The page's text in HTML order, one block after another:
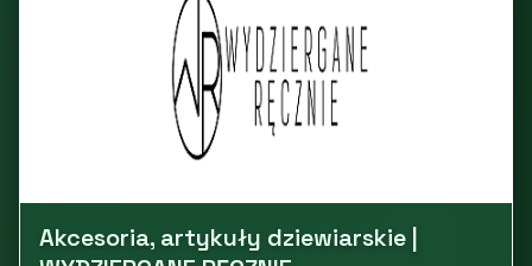
Akcesoria, artykuły dziewiarskie |